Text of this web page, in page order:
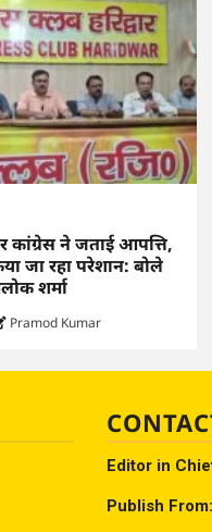
कांग्रेस ने जताई आपत्ति,
जा रहा परेशान: बोले
शर्मा
Pramod Kumar
Editor in
Publish